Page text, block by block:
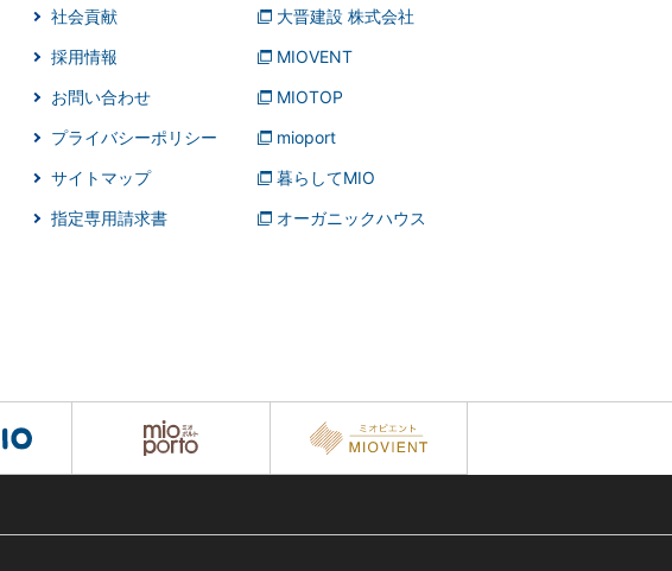
社会貢献
採用情報
お問い合わせ
プライバシーポリシー
サイトマップ
指定専用請求書
大晋建設 株式会社
MIOVENT
MIOTOP
mioport
暮らしてMIO
オーガニックハウス